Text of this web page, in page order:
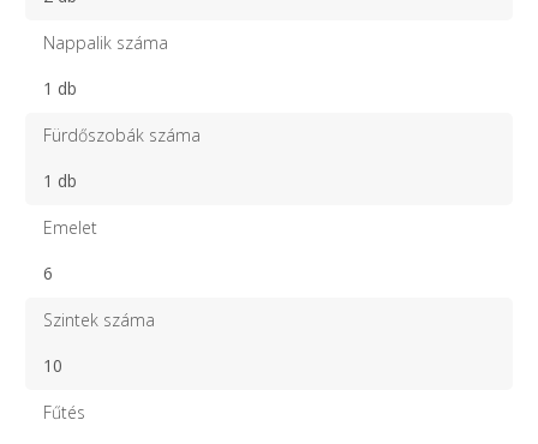
Nappalik száma
1 db
Fürdőszobák száma
1 db
Emelet
6
Szintek száma
10
Fűtés